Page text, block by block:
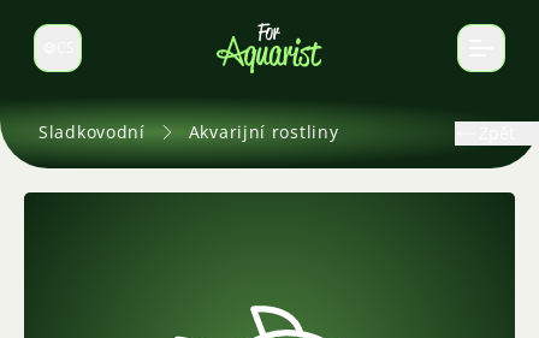
Select language
Sladkovodní Akvarijní rostliny